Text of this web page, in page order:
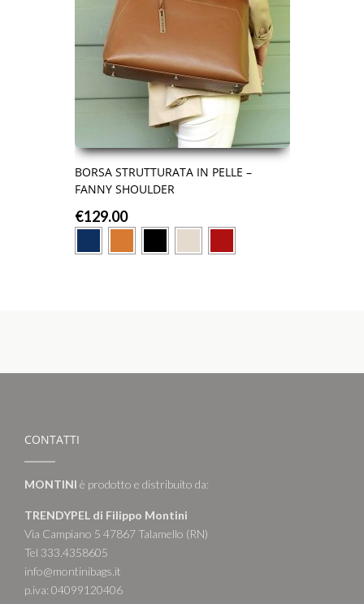
BORSA STRUTTURATA IN PELLE –
FANNY SHOULDER
€129.00
CONTATTI
MONTINI è prodotto e distribuito da:
TRENDYPEL di Filippo Montini
Via Campiano 5 47867 Talamello (RN)
Tel 333.4358605
info@montinibags.it
p.iva: 04099120406